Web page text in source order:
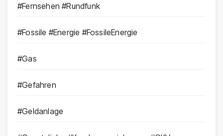
#Fernsehen #Rundfunk
#Fossile #Energie #FossileEnergie
#Gas
#Gefahren
#Geldanlage